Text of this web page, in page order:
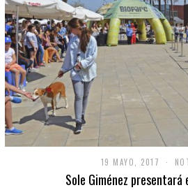
19 MAYO, 2017
Sole Giménez presentará